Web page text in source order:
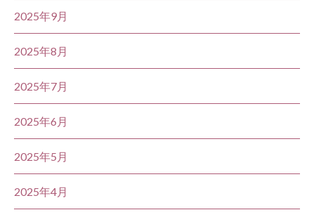
2025年9月
2025年8月
2025年7月
2025年6月
2025年5月
2025年4月